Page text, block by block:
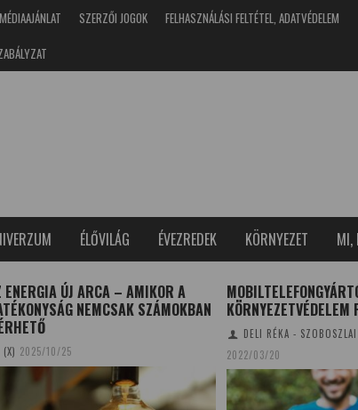
MÉDIAAJÁNLAT SZERZŐI JOGOK
FELHASZNÁLÁSI FELTÉTEL, ADATVÉDELEM
ÉLŐVILÁG ÉVEZREDEK KÖRNYEZET MI,
ENERGIA ÚJ ARCA – AMIKOR A
NEMCSAK SZÁMOKBAN
(X) 2025/10/25
KÖRNYEZETVÉDELEM
DELI RÉKA -
2022/03/20